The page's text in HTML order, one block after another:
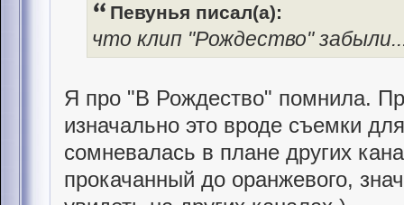
Певунья писал(а):
что клип "Рождество"
Я про "В Рождество" помнила.
изначально это вроде съемки
сомневалась в плане других
прокачанный до оранжевого,